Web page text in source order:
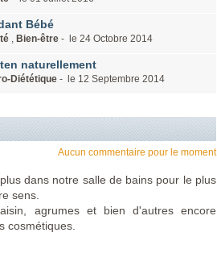
Bébé
, Bien-être - le 24 Octobre 2014
naturellement
Diététique - le 12 Septembre 2014
Aucun commentaire pour le moment
dans notre salle de bains pour le plus
sens.
agrumes et bien d'autres encore
cosmétiques.